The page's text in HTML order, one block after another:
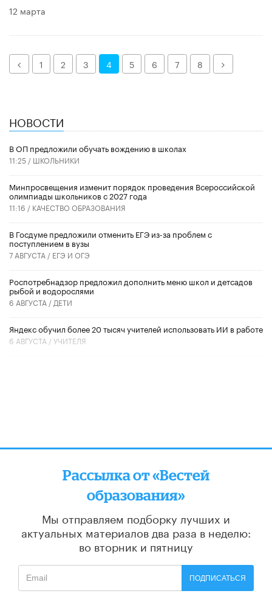
12 марта
Назад1 2 3 4 5 6 7 8 Далее
НОВОСТИ
В ОП предложили обучать вождению в школах
11:25 / ШКОЛЬНИКИ
Минпросвещения изменит порядок проведения Всероссийской
олимпиады школьников с 2027 года
11:16 / КАЧЕСТВО ОБРАЗОВАНИЯ
В Госдуме предложили отменить ЕГЭ из-за проблем с
поступлением в вузы
7 АВГУСТА / ЕГЭ И ОГЭ
Роспотребнадзор предложил дополнить меню школ и детсадов
рыбой и водорослями
6 АВГУСТА / ДЕТИ
​Яндекс обучил более 20 тысяч учителей использовать ИИ в работе
6 АВГУСТА /УЧИТЕЛЯ
Рассылка от «Вестей
образования»
Мы отправляем подборку лучших и
актуальных материалов два раза в неделю:
во вторник и пятницу
ПОДПИСАТЬСЯ